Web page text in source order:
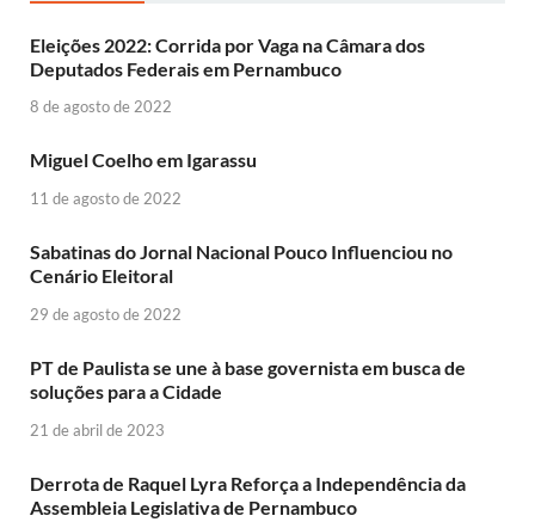
Eleições 2022: Corrida por Vaga na Câmara dos
Deputados Federais em Pernambuco
8 de agosto de 2022
Miguel Coelho em Igarassu
11 de agosto de 2022
Sabatinas do Jornal Nacional Pouco Influenciou no
Cenário Eleitoral
29 de agosto de 2022
PT de Paulista se une à base governista em busca de
soluções para a Cidade
21 de abril de 2023
Derrota de Raquel Lyra Reforça a Independência da
Assembleia Legislativa de Pernambuco